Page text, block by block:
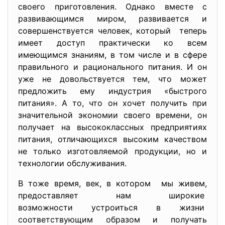
своего приготовления. Однако вместе с
развивающимся миром, развивается и
совершенствуется человек, который теперь
имеет доступ практически ко всем
имеющимся знаниям, в том числе и в сфере
правильного и рационального питания. И он
уже не довольствуется тем, что может
предложить ему индустрия «быстрого
питания». А то, что он хочет получить при
значительной экономии своего времени, он
получает на высококлассных предприятиях
питания, отличающихся высоким качеством
не только изготовляемой продукции, но и
технологии обслуживания.
В тоже время, век, в котором мы живем,
предоставляет нам широкие
возможности устроиться в жизни
соответствующим образом и получать